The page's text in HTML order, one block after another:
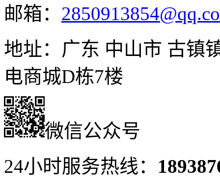
邮箱：
地址：广东 中山市 古镇
电商城D栋7楼
微信公众号
24小时服务热线：